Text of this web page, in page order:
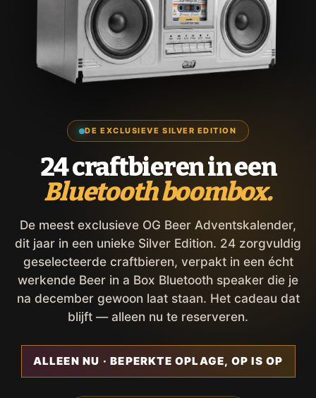
DE EXCLUSIEVE SILVER EDITION
24 craftbieren in een
Bluetooth boombox.
De meest exclusieve OG Beer Adventskalender,
dit jaar in een unieke Silver Edition. 24 zorgvuldig
geselecteerde craftbieren, verpakt in een écht
werkende Beer in a Box Bluetooth speaker die je
na december gewoon laat staan. Het cadeau dat
blijft — alleen nu te reserveren.
ALLEEN NU · BEPERKTE OPLAGE, OP IS OP